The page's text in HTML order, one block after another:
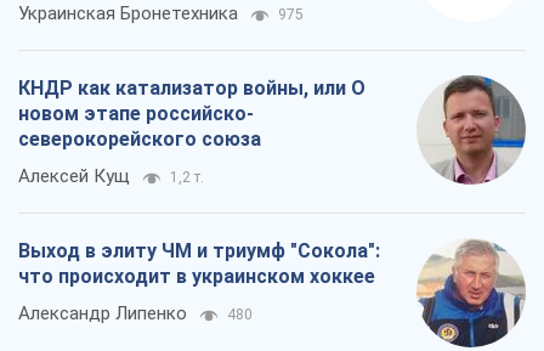
Украинская Бронетехника 975
КНДР как катализатор войны, или О
новом этапе российско-
северокорейского союза
Алексей Кущ 1,2 т.
Выход в элиту ЧМ и триумф "Сокола":
что происходит в украинском хоккее
Александр Липенко 480